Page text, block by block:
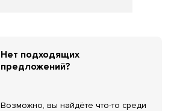
Нет подходящих
предложений?
Возможно, вы найдёте что-то среди